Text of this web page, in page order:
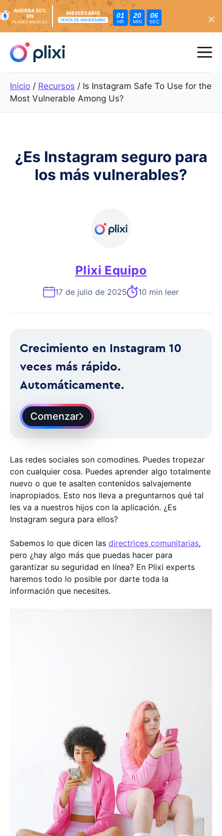
contenido
AHORRA 50%
EN
PLANES ANUALES
ANIVERSARIO
VENTA DE ANIVERSARIO
01
HR
20
MIN
05
SEC
Inicio / Recursos / Is Instagram Safe To Use for the
Most Vulnerable Among Us?
¿Es Instagram seguro para
los más vulnerables?
Plixi Equipo
17 de julio de 2025 10 min leer
Crecimiento en Instagram 10
veces más rápido.
Automáticamente.
Comenzar
Las redes sociales son comodines. Puedes tropezar
con cualquier cosa. Puedes aprender algo totalmente
nuevo o que te asalten contenidos salvajemente
inapropiados. Esto nos lleva a preguntarnos qué tal
les va a nuestros hijos con la aplicación. ¿Es
Instagram segura para ellos?
Sabemos lo que dicen las directrices comunitarias,
pero ¿hay algo más que puedas hacer para
garantizar su seguridad en línea? En Plixi experts
haremos todo lo posible por darte toda la
información que necesites.